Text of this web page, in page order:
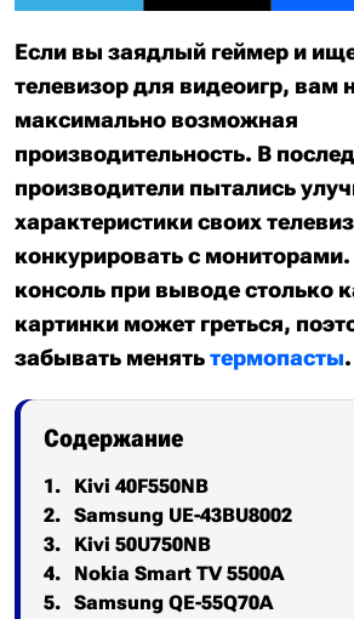
Если вы заядлый геймер и
телевизор для видеоигр, вам
максимально возможная
производительность. В
производители пытались
характеристики своих
конкурировать с
консоль при выводе столько
картинки может греться,
забывать менятьтермопасты.
Содержание
Kivi 40F550NB
Samsung UE-43BU8002
Kivi 50U750NB
Nokia Smart TV 5500A
Samsung QE-55Q70A